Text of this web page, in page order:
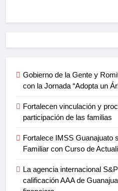
Gobierno de la Gente y
con la Jornada “Adopta un
Fortalecen vinculación y
participación de las familias
Fortalece IMSS Guanajuato
Familiar con Curso de
La agencia internacional
calificación AAA de